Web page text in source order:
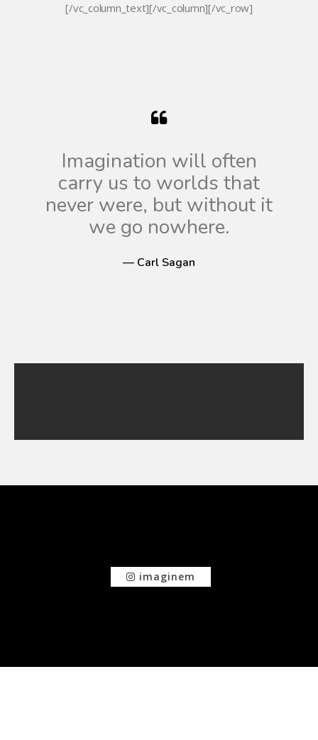
[/vc_column_text][/vc_column][/vc_row]
Imagination will often
carry us to worlds that
never were, but without it
we go nowhere.
— Carl Sagan
imaginem